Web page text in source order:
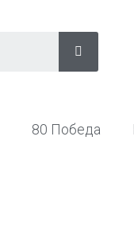
80 Победа